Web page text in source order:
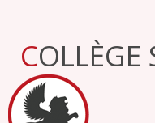
Aller
navigation